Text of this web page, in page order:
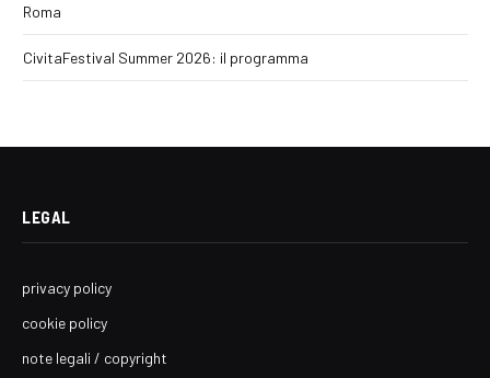
Roma
CivitaFestival Summer 2026: il programma
LEGAL
privacy policy
cookie policy
note legali / copyright